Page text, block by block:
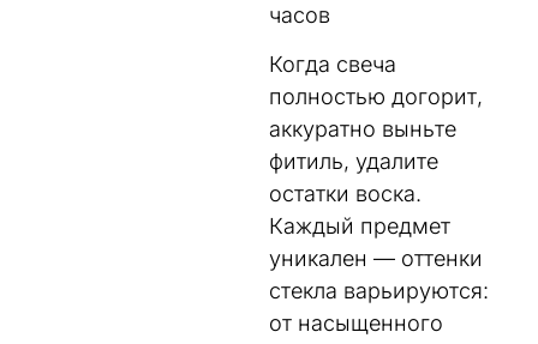
часов
Когда свеча
полностью догорит,
аккуратно выньте
фитиль, удалите
остатки воска.
Каждый предмет
уникален — оттенки
стекла варьируются:
от насыщенного